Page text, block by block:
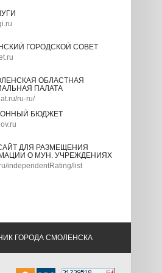
ГОРОДСКОЙ СОВЕТ
ОБЛАСТНАЯ
ПАЛАТА
ru-ru/
БЮДЖЕТ
ДЛЯ РАЗМЕЩЕНИЯ
О МУН. УЧРЕЖДЕНИЯХ
independentRating/list
ГОРОДА СМОЛЕНСКА